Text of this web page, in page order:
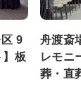
9
】板
舟渡斎
レモニ
葬・直